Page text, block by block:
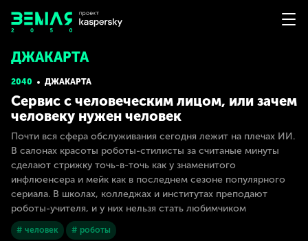
ДЖАКАРТА
2040 ДЖАКАРТА
Сервис с человеческим лицом, или зачем
человеку нужен человек
Почти вся сфера обслуживания сегодня лежит на плечах ИИ.
В салонах красоты роботы-стилисты за считаные минуты
сделают стрижку точь-в-точь как у знаменитого
инфлюенсера и мейк как в последнем сезоне популярного
сериала. В школах, колледжах и институтах преподают
роботы-учителя, и у них нельзя стать любимчиком
# человек # роботы